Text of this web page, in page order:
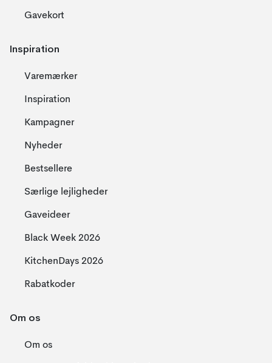
Gavekort
Inspiration
Varemærker
Inspiration
Kampagner
Nyheder
Bestsellere
Særlige lejligheder
Gaveideer
Black Week 2026
KitchenDays 2026
Rabatkoder
Om os
Om os